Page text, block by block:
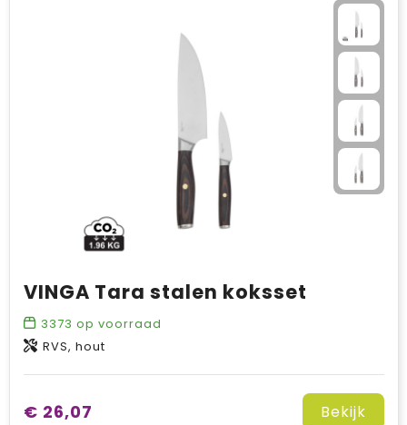
VINGA Tara stalen koksset
3373 op voorraad
RVS, hout
€ 26,07 Bekijk